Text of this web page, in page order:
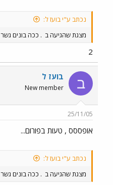
נכתב ע"י בועז ל:
מצגת שהגיעה ב . ככה בונים גשר
2
ב בועז ל
New member
25/11/05
אופססס , טעות בפורום...
נכתב ע"י בועז ל:
מצגת שהגיעה ב . ככה בונים גשר